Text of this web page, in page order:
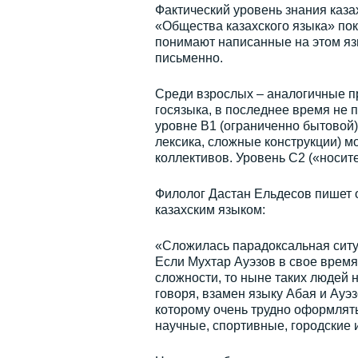
Фактический уровень знания
«Общества казахского языка»
понимают написанные на этом
письменно.
Среди взрослых – аналогичные
госязыка, в последнее время не
уровне В1 (ограниченно
лексика, сложные конструкции)
коллективов. Уровень С2
Филолог Дастан Ельдесов
казахским языком:
«Сложилась парадоксальная
Если Мухтар Ауэзов в свое
сложности, то ныне таких людей
говоря, взамен языку Абая и
которому очень трудно
научные, спортивные, городские